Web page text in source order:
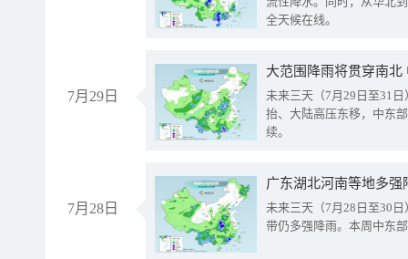
全天候在线。
7月29日
大范围降雨将贯穿南
未来三天（7月29日至31
抬、大陆高压东移，中东
续。
7月28日
广东湖北河南等地多
未来三天（7月28日至30
带仍多强降雨。本周中东